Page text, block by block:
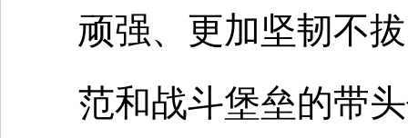
顽强、更加坚韧不
范和战斗堡垒的带